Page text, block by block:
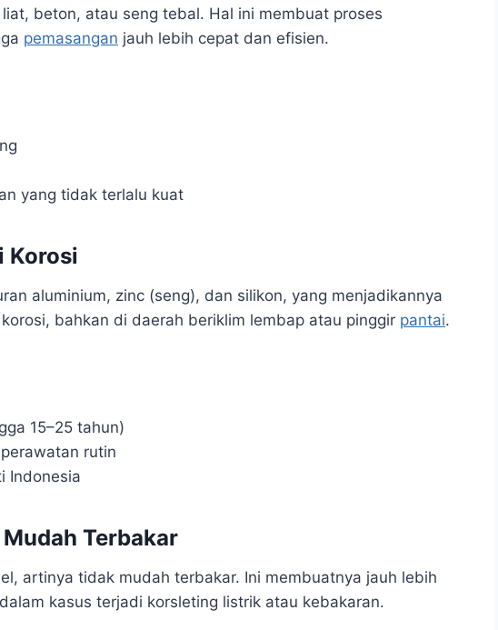
beton, atau seng tebal. Hal ini membuat proses
pemasangan jauh lebih cepat dan efisien.
yang tidak terlalu kuat
Korosi
aluminium, zinc (seng), dan silikon, yang menjadikannya
bahkan di daerah beriklim lembap atau pinggir pantai.
15–25 tahun)
rutin
Indonesia
Terbakar
artinya tidak mudah terbakar. Ini membuatnya jauh lebih
kasus terjadi korsleting listrik atau kebakaran.